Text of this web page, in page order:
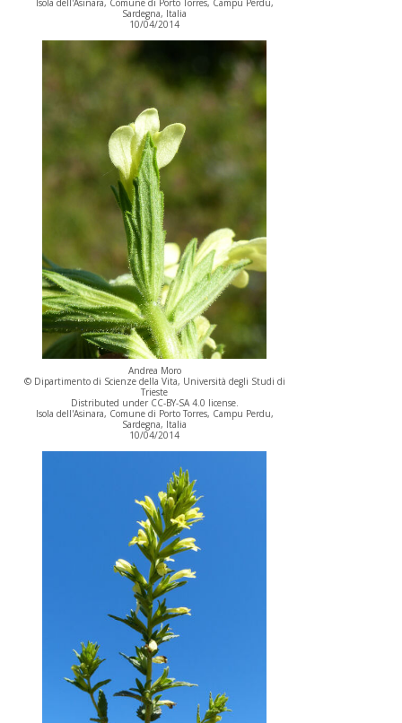
Sardegna, Italia
10/04/2014
Andrea Moro
© Dipartimento di Scienze della Vita, Università degli Studi di
Trieste
Distributed under CC-BY-SA 4.0 license.
Isola dell'Asinara, Comune di Porto Torres, Campu Perdu,
Sardegna, Italia
10/04/2014